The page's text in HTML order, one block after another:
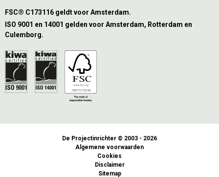
FSC® C173116 geldt voor Amsterdam.
ISO 9001 en 14001 gelden voor Amsterdam, Rotterdam en
Culemborg.
De Projectinrichter © 2003 - 2026
Algemene voorwaarden
Cookies
Disclaimer
Sitemap